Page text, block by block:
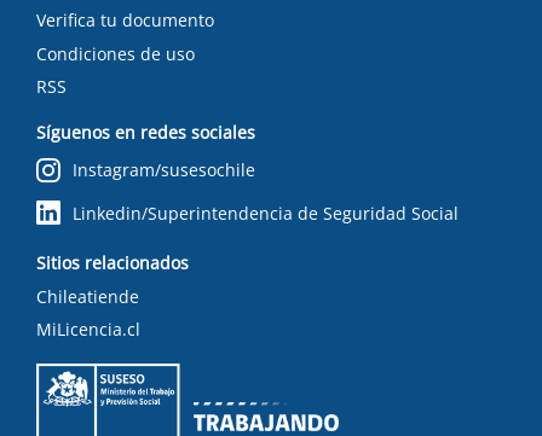
Verifica tu documento
Condiciones de uso
RSS
Síguenos en redes sociales
Instagram/susesochile
Linkedin/Superintendencia de Seguridad Social
Sitios relacionados
Chileatiende
MiLicencia.cl